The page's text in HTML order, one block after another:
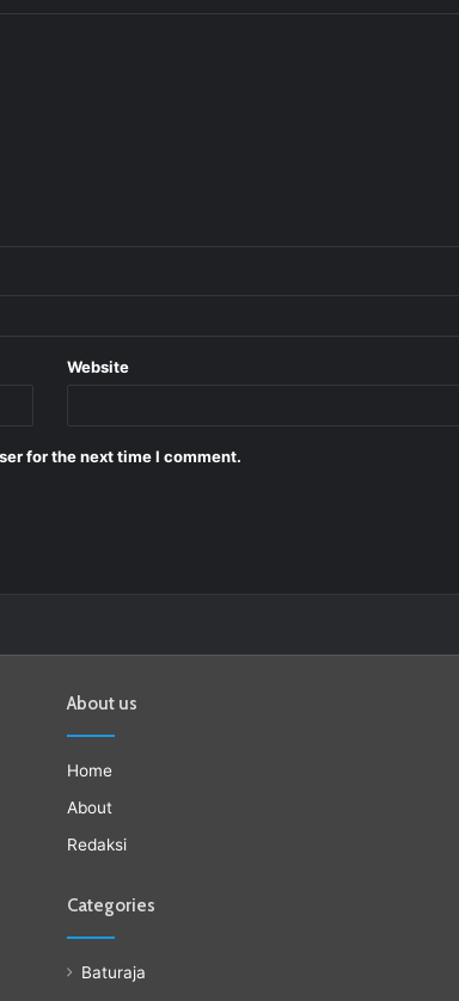
Website
for the next time I comment.
About us
Home
About
Redaksi
Categories
Baturaja